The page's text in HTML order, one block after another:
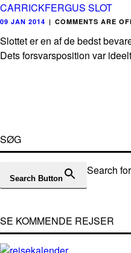
CARRICKFERGUS SLOT
09 JAN 2014 | COMMENTS ARE
Slottet er en af de bedst
Dets forsvarsposition var
SØG
Search
Search Button
SE KOMMENDE REJSER